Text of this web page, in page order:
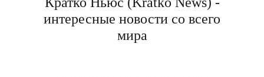
интересные новости со всего
мира